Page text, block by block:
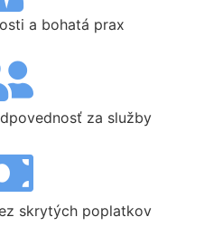
a bohatá prax
za služby
skrytých poplatkov